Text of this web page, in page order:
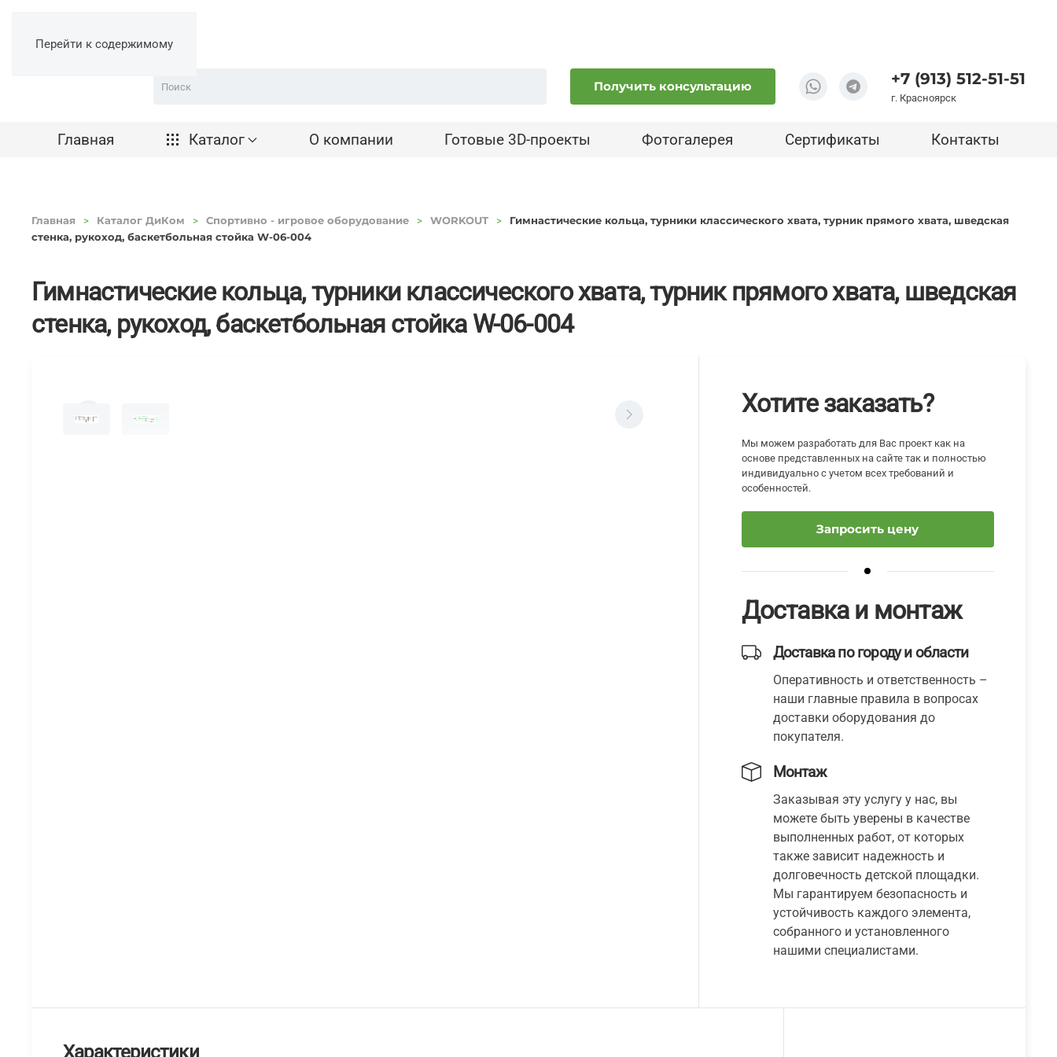
Перейти к содержимому
Получить консультацию +7 (913) 512-51-51
г. Красноярск
Главная Каталог О компании Готовые 3D-проекты Фотогалерея Сертификаты Контакты
Главная Каталог ДиКом Спортивно - игровое оборудование WORKOUT
Гимнастические кольца, турники классического хвата, турник прямого хвата, шведская
стенка, рукоход, баскетбольная стойка W-06-004
Гимнастические кольца, турники классического хвата, турник прямого хвата, шведская
стенка, рукоход, баскетбольная стойка W-06-004
Хотите заказать?
Мы можем разработать для Вас проект как на
основе представленных на сайте так и полностью
индивидуально с учетом всех требований и
особенностей.
Запросить цену
Доставка и монтаж
Доставка по городу и области
Оперативность и ответственность –
наши главные правила в вопросах
доставки оборудования до
покупателя.
Монтаж
Заказывая эту услугу у нас, вы
можете быть уверены в качестве
выполненных работ, от которых
также зависит надежность и
долговечность детской площадки.
Мы гарантируем безопасность и
устойчивость каждого элемента,
собранного и установленного
нашими специалистами.
Характеристики